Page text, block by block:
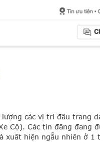
các vị trí đầu trang
Cộ). Các tin đăng đang
xuất hiện ngẫu nhiên ở